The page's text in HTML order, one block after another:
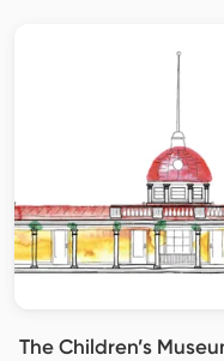
The Children’s